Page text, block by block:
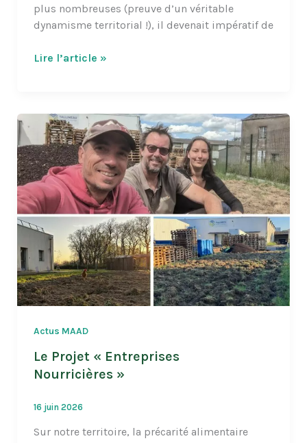
plus nombreuses (preuve d’un véritable
dynamisme territorial !), il devenait impératif de
Réunion
Lire l’article »
Actus MAAD
Le Projet « Entreprises
Nourricières »
16 juin 2026
Sur notre territoire, la précarité alimentaire